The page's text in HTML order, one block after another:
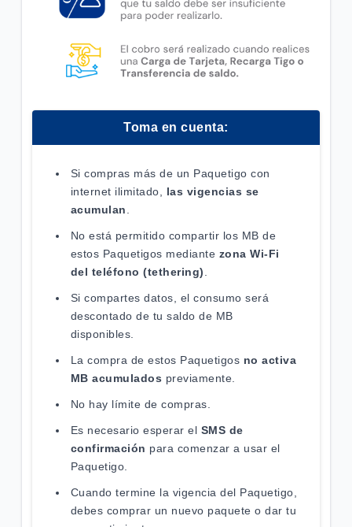
Toma en cuenta:
Si compras más de un Paquetigo con
internet ilimitado, las vigencias se
acumulan
No está permitido compartir los MB de
estos Paquetigos mediante zona Wi-Fi
del teléfono (tethering)
Si compartes datos, el consumo será
descontado de tu saldo de MB
disponibles.
La compra de estos Paquetigos no activa
MB acumulados previamente.
No hay límite de compras.
Es necesario esperar el SMS de
confirmación para comenzar a usar el
Paquetigo.
Cuando termine la vigencia del Paquetigo,
debes comprar un nuevo paquete o dar tu